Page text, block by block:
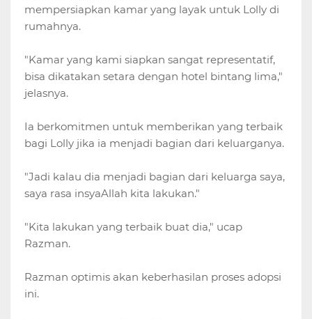
mempersiapkan kamar yang layak untuk Lolly di
rumahnya.
"Kamar yang kami siapkan sangat representatif,
bisa dikatakan setara dengan hotel bintang lima,"
jelasnya.
Ia berkomitmen untuk memberikan yang terbaik
bagi Lolly jika ia menjadi bagian dari keluarganya.
"Jadi kalau dia menjadi bagian dari keluarga saya,
saya rasa insyaAllah kita lakukan."
"Kita lakukan yang terbaik buat dia," ucap
Razman.
Razman optimis akan keberhasilan proses adopsi
ini.